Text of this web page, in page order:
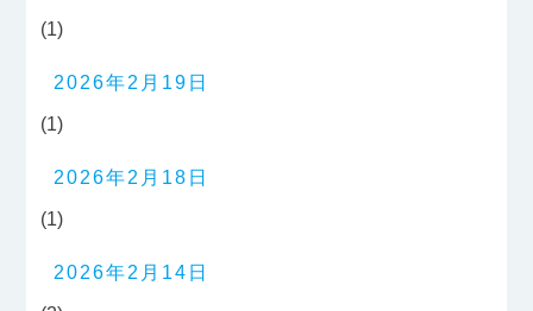
(1)
2026年2月19日
(1)
2026年2月18日
(1)
2026年2月14日